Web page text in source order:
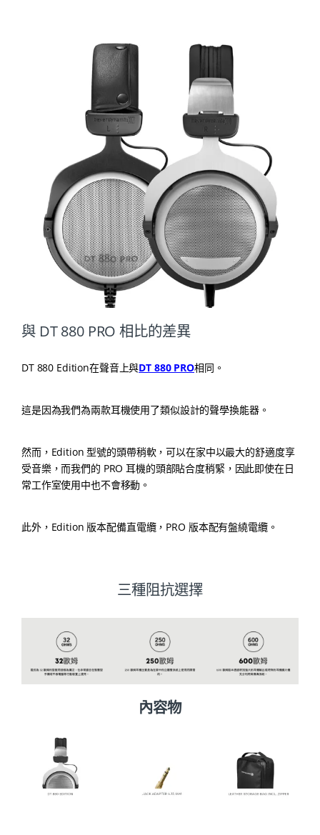
與 DT 880 PRO 相比的差異
DT 880 Edition在聲音上與DT 880 PRO相同。
這是因為我們為兩款耳機使用了類似設計的聲學換能器。
然而，Edition 型號的頭帶稍軟，可以在家中以最大的舒適度享
受音樂，而我們的 PRO 耳機的頭部貼合度稍緊，因此即使在日
常工作室使用中也不會移動。
此外，Edition 版本配備直電纜，PRO 版本配有盤繞電纜。
三種阻抗選擇
內容物